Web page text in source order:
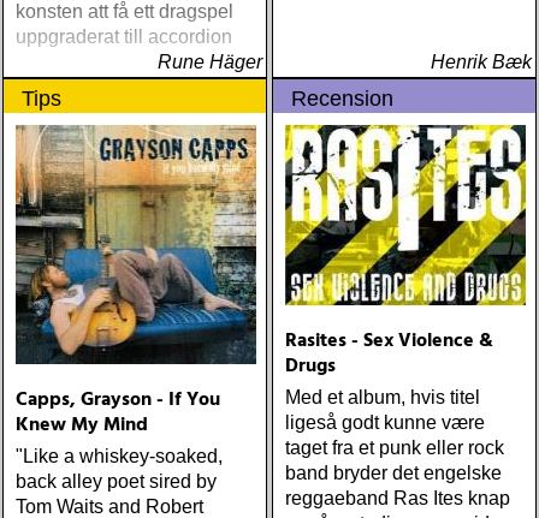
konsten att få ett dragspel
uppgraderat till accordion
Rune Häger
Henrik Bæk
Tips
Capps, Grayson - If You
Knew My Mind
"Like a whiskey-soaked,
back alley poet sired by
Tom Waits and Robert
Recension
Rasites - Sex Violence &
Drugs
Med et album, hvis titel
ligeså godt kunne være
taget fra et punk eller rock
band bryder det engelske
reggaeband Ras Ites knap